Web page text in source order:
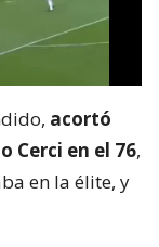
acortó
Cerci en el 76,
en la élite, y